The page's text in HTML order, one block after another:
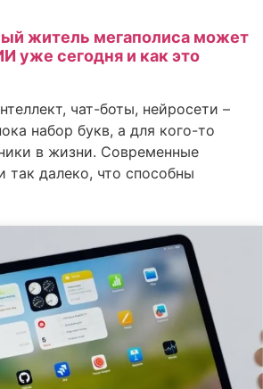
житель мегаполиса может
уже сегодня и как это
чат-боты, нейросети –
набор букв, а для кого-то
в жизни. Современные
так далеко, что способны